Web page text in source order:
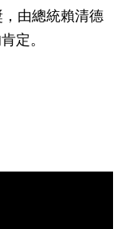
由總統賴清德
定。